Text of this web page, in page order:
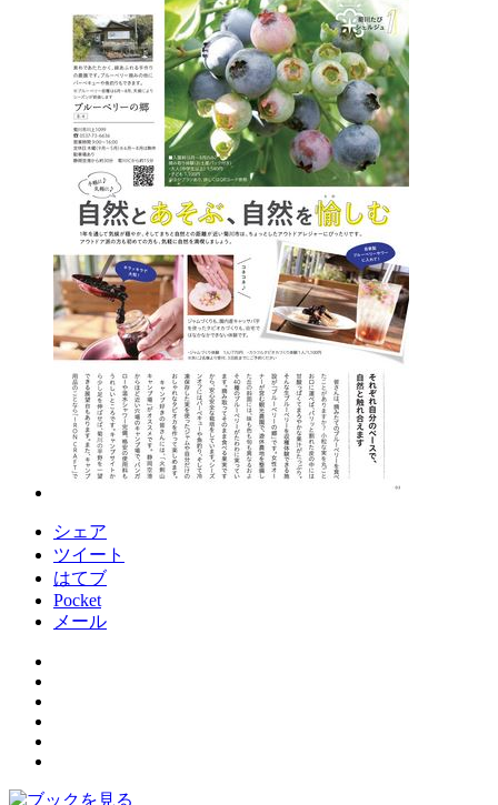
シェア
ツイート
はてブ
Pocket
メール